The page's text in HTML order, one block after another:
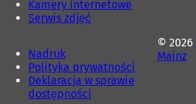
Kamery internetowe
Serwis zdjęć
Nadruk
Polityka prywatności
Deklaracja w sprawie
dostępności
© 2026
Mainz